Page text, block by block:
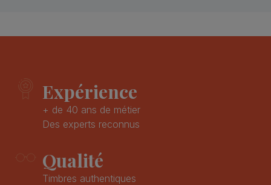
Expérience
+ de 40 ans de métier
Des experts reconnus
Qualité
Timbres authentiques